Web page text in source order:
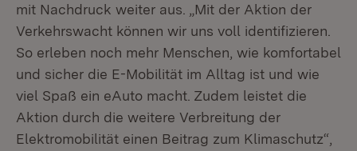
mit Nachdruck weiter aus. „Mit der Aktion der
Verkehrswacht können wir uns voll identifizieren.
So erleben noch mehr Menschen, wie komfortabel
und sicher die E-Mobilität im Alltag ist und wie
viel Spaß ein eAuto macht. Zudem leistet die
Aktion durch die weitere Verbreitung der
Elektromobilität einen Beitrag zum Klimaschutz“,